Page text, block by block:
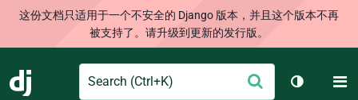
这份文档只适用于一个不安全的 Django 版本，并且这个版本不再
被支持了。请升级到更新的发行版。
Django
Search
交
切换主题